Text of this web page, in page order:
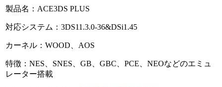
製品名：ACE3DS PLUS
対応システム：3DS11.3.0-36&DSi1.45
カーネル：WOOD、AOS
特徴：NES、SNES、GB、GBC、PCE、NEOなどのエミュ
レーター搭載